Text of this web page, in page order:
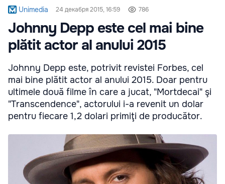
Unimedia 24 декабря 2015, 16:59 786
Johnny Depp este cel mai bine
plătit actor al anului 2015
Johnny Depp este, potrivit revistei Forbes, cel
mai bine plătit actor al anului 2015. Doar pentru
ultimele două filme în care a jucat, "Mortdecai" şi
"Transcendence", actorului i-a revenit un dolar
pentru fiecare 1,2 dolari primiţi de producător.